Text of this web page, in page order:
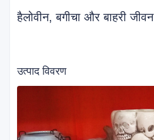
हैलोवीन, बगीचा और बाहरी जीवन
उत्पाद विवरण